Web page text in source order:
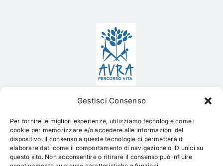
Gestisci Consenso
Per fornire le migliori esperienze, utilizziamo tecnologie come i
cookie per memorizzare e/o accedere alle informazioni del
dispositivo. Il consenso a queste tecnologie ci permetterà di
elaborare dati come il comportamento di navigazione o ID unici su
questo sito. Non acconsentire o ritirare il consenso può influire
Contatti
via alle Zocche, 6
6874 Castel San Pietro
info@avrapercorsovita.ch